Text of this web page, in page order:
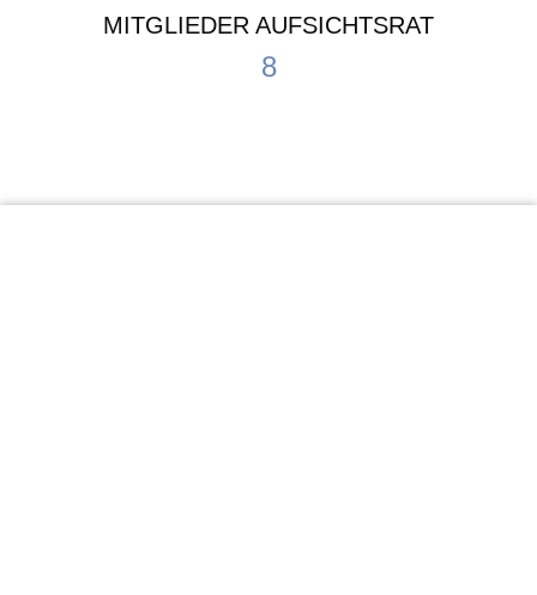
MITGLIEDER AUFSICHTSRAT
8